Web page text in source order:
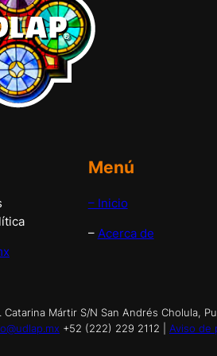
Menú
– Inicio
– Acerca de
Mártir S/N San Andrés Cholula,
+52 (222) 229 2112 | Aviso de